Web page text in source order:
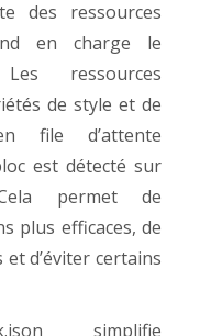
des ressources
en charge le
ressources
de style et de
file d’attente
est détecté sur
permet de
plus efficaces, de
d’éviter certains
simplifie